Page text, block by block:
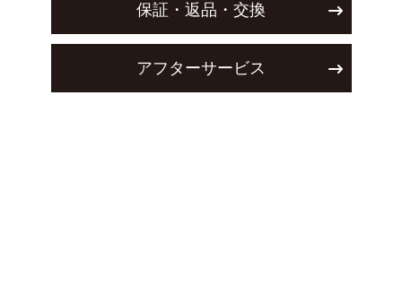
保証・返品・交換
アフターサービス